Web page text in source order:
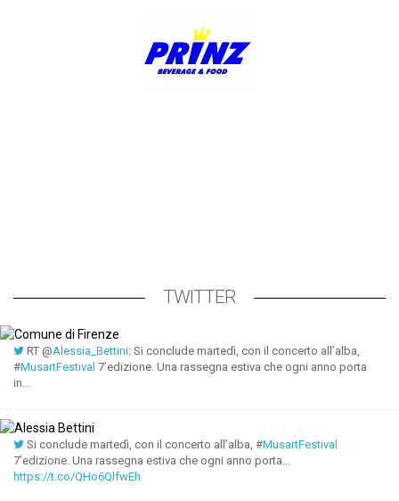
TWITTER
RT @Alessia_Bettini: Si conclude martedì, con il concerto all’alba,
#MusartFestival 7’edizione. Una rassegna estiva che ogni anno porta
in…
Si conclude martedì, con il concerto all’alba, #MusartFestival
7’edizione. Una rassegna estiva che ogni anno porta…
https://t.co/QHo6QlfwEh